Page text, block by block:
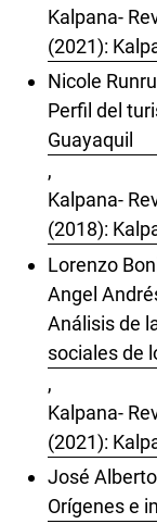
Kalpana-
(2021):
Nicole
Perfil del
Guayaquil
,
Kalpana-
(2018):
Lorenzo
Angel
Análisis de
sociales de
,
Kalpana-
(2021):
José
Orígenes e